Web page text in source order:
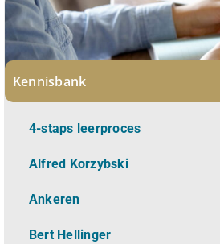
Kennisbank
4-staps leerproces
Alfred Korzybski
Ankeren
Bert Hellinger